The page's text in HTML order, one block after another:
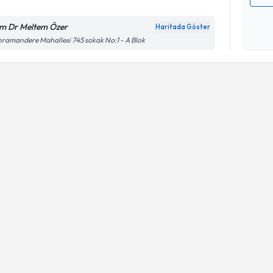
Dr Meltem Özer Haritada Göster
Mahallesi 745 sokak No:1 - A Blok